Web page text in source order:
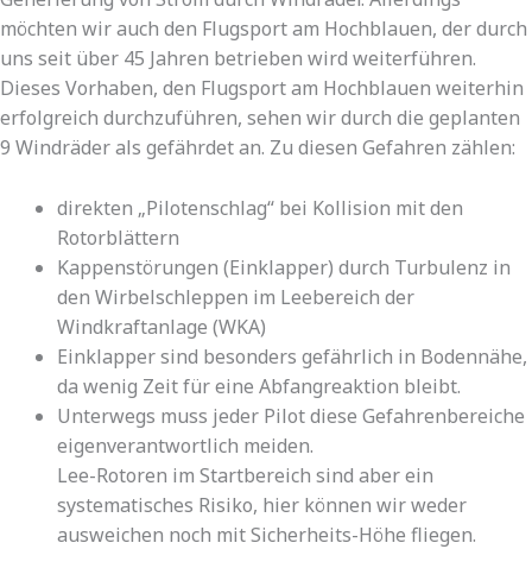
möchten wir auch den Flugsport am Hochblauen, der durch
uns seit über 45 Jahren betrieben wird weiterführen.
Dieses Vorhaben, den Flugsport am Hochblauen weiterhin
erfolgreich durchzuführen, sehen wir durch die geplanten
9 Windräder als gefährdet an. Zu diesen Gefahren zählen:
direkten „Pilotenschlag“ bei Kollision mit den
Rotorblättern
Kappenstörungen (Einklapper) durch Turbulenz in
den Wirbelschleppen im Leebereich der
Windkraftanlage (WKA)
Einklapper sind besonders gefährlich in Bodennähe,
da wenig Zeit für eine Abfangreaktion bleibt.
Unterwegs muss jeder Pilot diese Gefahrenbereiche
eigenverantwortlich meiden.
Lee-Rotoren im Startbereich sind aber ein
systematisches Risiko, hier können wir weder
ausweichen noch mit Sicherheits-Höhe fliegen.